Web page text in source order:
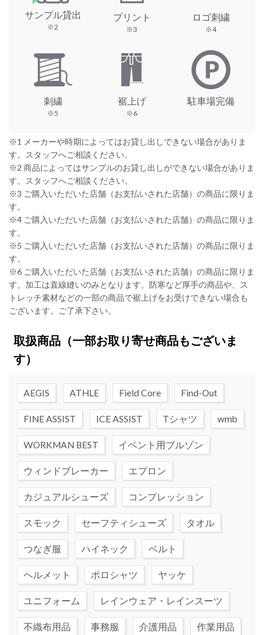
サンプル貸出
※2
プリント
※3
ロゴ刺繍
※4
刺繍
※5
裾上げ
※6
駐車場完備
※1 メーカーや時期によってはお貸し出しできない場合がありま
す。スタッフへご相談ください。
※2 商品によってはサンプルのお貸し出しができない場合がありま
す。スタッフへご相談ください。
※3 ご購入いただいた店舗（お支払いされた店舗）の商品に限りま
す。
※4 ご購入いただいた店舗（お支払いされた店舗）の商品に限りま
す。
※5 ご購入いただいた店舗（お支払いされた店舗）の商品に限りま
す。
※6 ご購入いただいた店舗（お支払いされた店舗）の商品に限りま
す。加工は直線縫いのみとなります。防寒など厚手の商品や、ス
トレッチ素材などの一部の商品で裾上げをお受けできない場合も
ございます。ご了承下さい。
取扱商品（一部お取り寄せ商品もございま
す）
AEGIS ATHLE Field Core Find-Out
FINE ASSIST ICE ASSIST Tシャツ wmb
WORKMAN BEST イベント用ブルゾン
ウィンドブレーカー エプロン
カジュアルシューズ コンプレッション
スモック セーフティシューズ タオル
つなぎ服 ハイネック ベルト
ヘルメット ポロシャツ ヤッケ
ユニフォーム レインウェア・レインスーツ
不織布用品 事務服 介護用品 作業用品